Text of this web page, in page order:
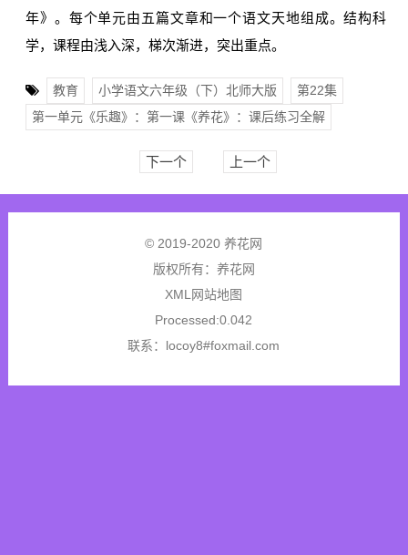
年》。每个单元由五篇文章和一个语文天地组成。结构科
学，课程由浅入深，梯次渐进，突出重点。
教育 小学语文六年级（下）北师大版
第22集
第一单元《乐趣》：第一课《养花》：课后练习全解
下一个 上一个
© 2019-2020 养花网
版权所有： 养花网
XML网站地图
Processed:0.042
联系：locoy8#foxmail.com